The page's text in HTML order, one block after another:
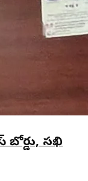
బోర్డు, సఖి